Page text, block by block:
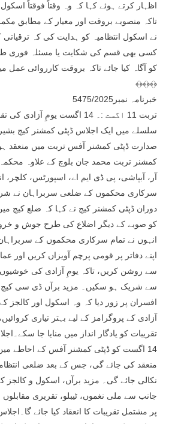
اظہار کرتے ہوئے کہا کہ وہ وقتاً فوقتاً
تاکہ منصوبے بروقت اور معیار کے مطابق
نے اسکول انتظامیہ کو ہدایت کی کہ
کسی بھی قسم کی شکایت یا مسئلہ فوری
کو آگاہ کیا جائے تاکہ بروقت کارروائی عمل
﴾﴿﴾﴿﴾﴿
خبرنامہ نمبر5475/2025
تربت 11 اگست :۔ 14 اگست یومِ
سلسلے میں ایک اجلاس ڈپٹی کمشنر کیچ
صدارت ڈپٹی کمشنر آفس تربت میں منعقد
کمشنر تربت محمد جان بلوچ کے علاوہ
آر، آبپاشی، پی ڈی ایم اے، اسپورٹس، کلچر،
سرکاری محکموں کے ضلعی سربراہان نے
دوران ڈپٹی کمشنر کیچ نے کہا کہ ضلع کیچ
کو صوبے کے دیگر اضلاع کی طرح جوش و
انہوں نے تمام سرکاری محکموں کے
اپنے دفاتر پر قومی پرچم آویزاں کریں اور
سے روشن کریں، تاکہ یومِ آزادی کی خوشیوں
سے شریک ہو سکیں۔ مزید برآں ڈی سی کیچ
افسران پر زور دیا کہ وہ اسکول اور کالجز
آزادی کے پروگرامز کے لیے بہتر تیاری
تقریبات کو یادگار انداز میں منایا جا
14 اگست کو ڈپٹی کمشنر آفس کے احاطے
منعقد کی جائے گی، جس کے بعد ضلعی
نکالی جائے گی۔ مزید برآں، اسکول و کالجز
جانب سے ملی نغموں، ٹیبلو، تقریری مقابلوں
پر مشتمل تقریبات کا انعقاد کیا جائے